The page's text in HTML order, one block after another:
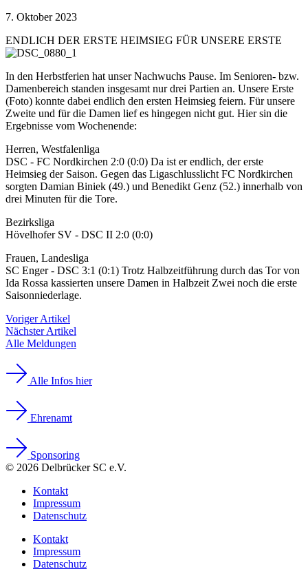
7. Oktober 2023
ENDLICH DER ERSTE HEIMSIEG FÜR UNSERE ERSTE
In den Herbstferien hat unser Nachwuchs Pause. Im Senioren- bzw.
Damenbereich standen insgesamt nur drei Partien an. Unsere Erste
(Foto) konnte dabei endlich den ersten Heimsieg feiern. Für unsere
Zweite und für die Damen lief es hingegen nicht gut. Hier sin die
Ergebnisse vom Wochenende:
Herren, Westfalenliga
DSC - FC Nordkirchen 2:0 (0:0) Da ist er endlich, der erste
Heimsieg der Saison. Gegen das Ligaschlusslicht FC Nordkirchen
sorgten Damian Biniek (49.) und Benedikt Genz (52.) innerhalb von
drei Minuten für die Tore.
Bezirksliga
Hövelhofer SV - DSC II 2:0 (0:0)
Frauen, Landesliga
SC Enger - DSC 3:1 (0:1) Trotz Halbzeitführung durch das Tor von
Ida Rossa kassierten unsere Damen in Halbzeit Zwei noch die erste
Saisonniederlage.
Voriger Artikel
Nächster Artikel
Alle Meldungen
Alle Infos hier
Ehrenamt
Sponsoring
© 2026 Delbrücker SC e.V.
Kontakt
Impressum
Datenschutz
Kontakt
Impressum
Datenschutz